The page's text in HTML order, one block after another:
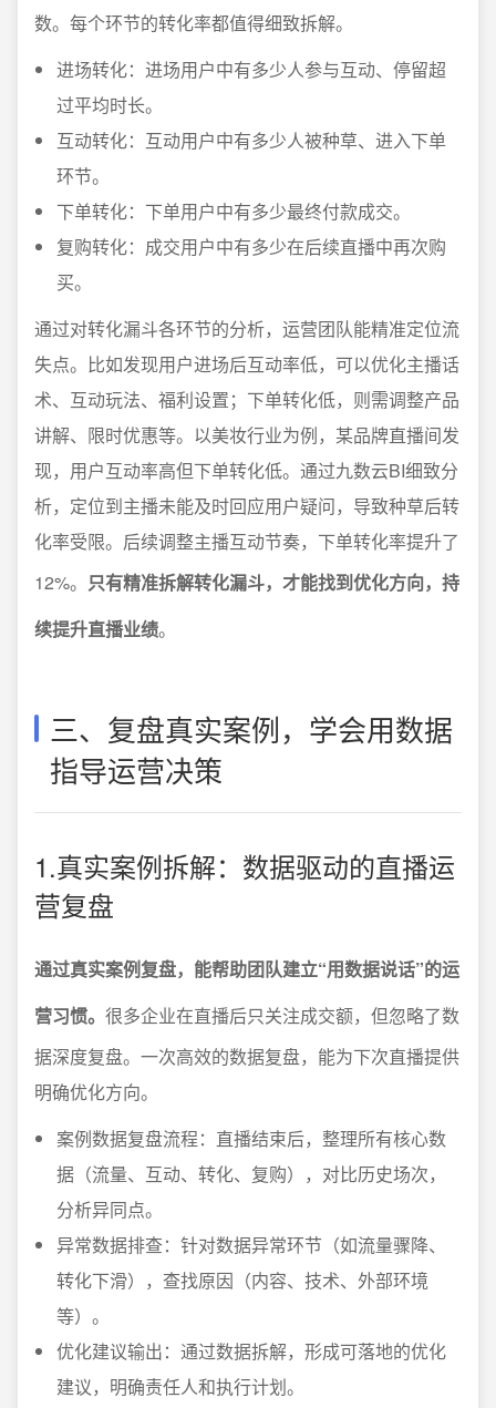
数。每个环节的转化率都值得细致拆解。
进场转化：进场用户中有多少人参与互动、停留超
过平均时长。
互动转化：互动用户中有多少人被种草、进入下单
环节。
下单转化：下单用户中有多少最终付款成交。
复购转化：成交用户中有多少在后续直播中再次购
买。
通过对转化漏斗各环节的分析，运营团队能精准定位流
失点。比如发现用户进场后互动率低，可以优化主播话
术、互动玩法、福利设置；下单转化低，则需调整产品
讲解、限时优惠等。以美妆行业为例，某品牌直播间发
现，用户互动率高但下单转化低。通过九数云BI细致分
析，定位到主播未能及时回应用户疑问，导致种草后转
化率受限。后续调整主播互动节奏，下单转化率提升了
12%。 只有精准拆解转化漏斗，才能找到优化方向，持
续提升直播业绩。
三、复盘真实案例，学会用数据
指导运营决策
1.真实案例拆解：数据驱动的直播运
营复盘
通过真实案例复盘，能帮助团队建立“用数据说话”的运
营习惯。 很多企业在直播后只关注成交额，但忽略了数
据深度复盘。一次高效的数据复盘，能为下次直播提供
明确优化方向。
案例数据复盘流程：直播结束后，整理所有核心数
据（流量、互动、转化、复购），对比历史场次，
分析异同点。
异常数据排查：针对数据异常环节（如流量骤降、
转化下滑），查找原因（内容、技术、外部环境
等）。
优化建议输出：通过数据拆解，形成可落地的优化
建议，明确责任人和执行计划。